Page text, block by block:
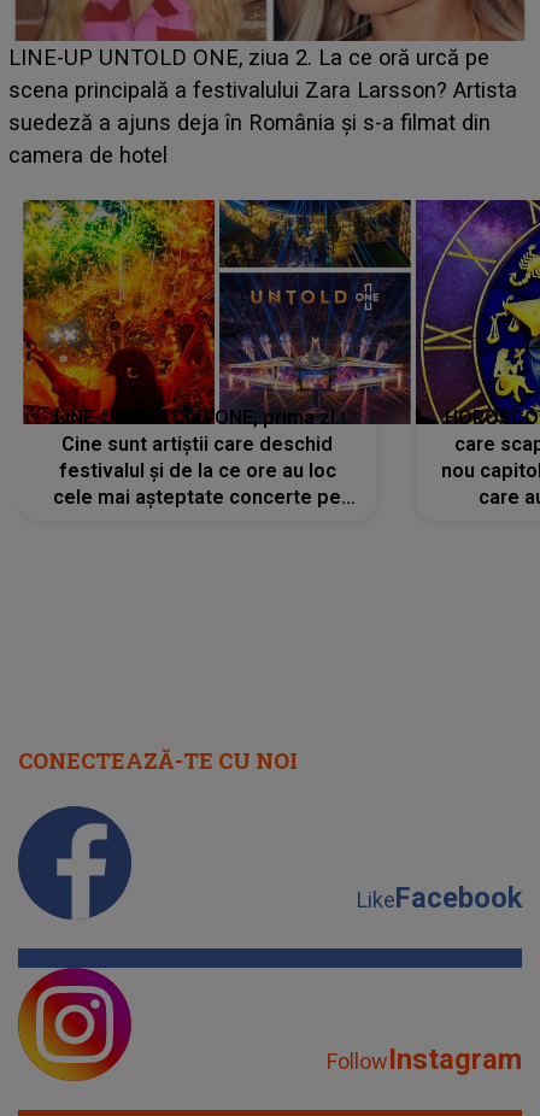
Ce a dezvăluit noua concurentă din "Casa Iubirii" l-a
luat prin surprindere pe Emanuel. CINE ESTE
BĂIATUL VIZAT de Alexandra?! Aflându-se în fața
faptului împlinit, A RECUNOSCUT IMEDIAT: "Am
LINE-UP UNTOLD ONE, prima zi.
Cine sunt artiștii care deschid
festivalul și de la ce ore au loc
cele mai așteptate concerte pe
care
nou
care
CONECTEAZĂ-TE CU NOI
LikeFacebook
FollowInstagram